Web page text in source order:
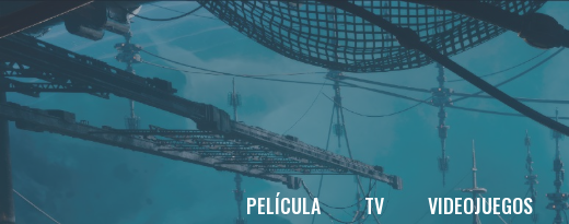
Saltar
al
contenido
PELÍCULA TV VIDEOJUEGOS